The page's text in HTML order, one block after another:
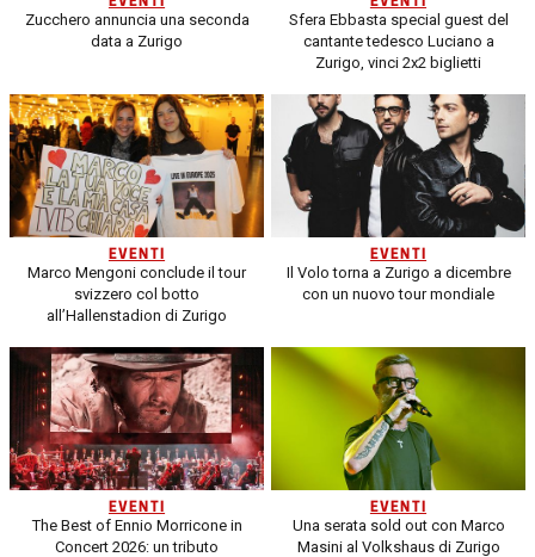
Zucchero annuncia una seconda
data a Zurigo
Sfera Ebbasta special guest del
cantante tedesco Luciano a
Zurigo, vinci 2x2 biglietti
EVENTI
Marco Mengoni conclude il tour
svizzero col botto
all’Hallenstadion di Zurigo
EVENTI
Il Volo torna a Zurigo a dicembre
con un nuovo tour mondiale
EVENTI
The Best of Ennio Morricone in
Concert 2026: un tributo
EVENTI
Una serata sold out con Marco
Masini al Volkshaus di Zurigo